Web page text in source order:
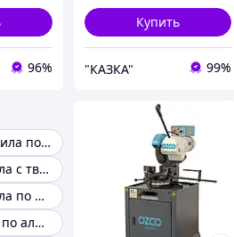
96%
Купить
"КАЗКА" 99%
Циркулярная пила по металлу
Монтажная пила с твердосплавным диском
Монтажная пила по металлу с твердосплавным диском
Дисковая пила по алюминию